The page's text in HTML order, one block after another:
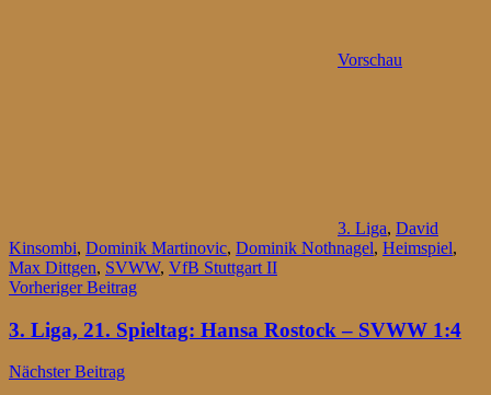
Vorschau
3. Liga, David
Kinsombi, Dominik Martinovic, Dominik Nothnagel, Heimspiel,
Max Dittgen, SVWW, VfB Stuttgart II
Beitragsnavigation
Vorheriger Beitrag
3. Liga, 21. Spieltag: Hansa Rostock – SVWW 1:4
Nächster Beitrag